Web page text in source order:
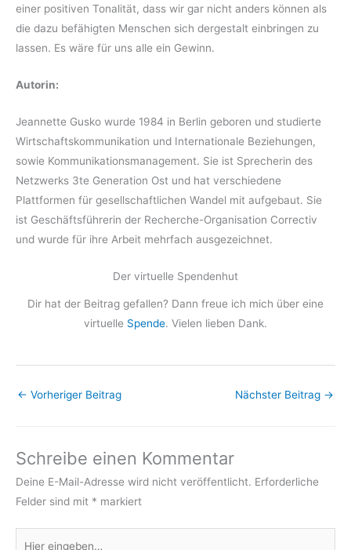
einer positiven Tonalität, dass wir gar nicht anders können als
die dazu befähigten Menschen sich dergestalt einbringen zu
lassen. Es wäre für uns alle ein Gewinn.
Autorin:
Jeannette Gusko wurde 1984 in Berlin geboren und studierte
Wirtschaftskommunikation und Internationale Beziehungen,
sowie Kommunikationsmanagement. Sie ist Sprecherin des
Netzwerks 3te Generation Ost und hat verschiedene
Plattformen für gesellschaftlichen Wandel mit aufgebaut. Sie
ist Geschäftsführerin der Recherche-Organisation Correctiv
und wurde für ihre Arbeit mehrfach ausgezeichnet.
Der virtuelle Spendenhut
Dir hat der Beitrag gefallen? Dann freue ich mich über eine
virtuelle Spende. Vielen lieben Dank.
← Vorheriger Beitrag Nächster Beitrag →
Schreibe einen Kommentar
Deine E-Mail-Adresse wird nicht veröffentlicht. Erforderliche
Felder sind mit * markiert